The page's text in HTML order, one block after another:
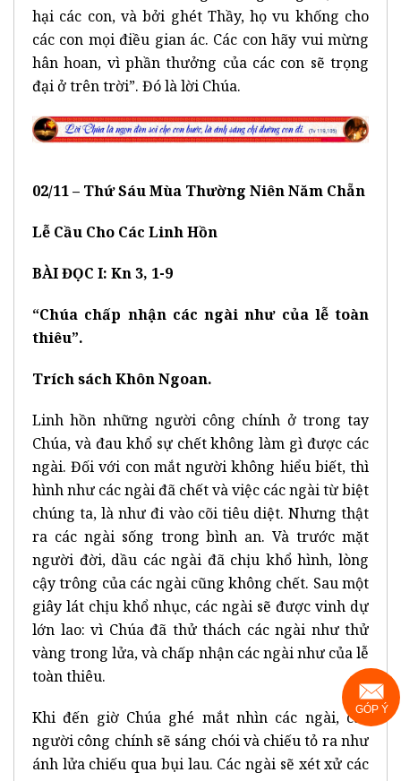
hại các con, và bởi ghét Thầy, họ vu khống cho
các con mọi điều gian ác. Các con hãy vui mừng
hân hoan, vì phần thưởng của các con sẽ trọng
đại ở trên trời”. Đó là lời Chúa.
02/11 – Thứ SáuMùa Thường Niên Năm Chẵn
Lễ Cầu Cho Các Linh Hồn
BÀI ĐỌC I: Kn 3, 1-9
“Chúa chấp nhận các ngài như của lễ toàn
thiêu”.
Trích sách Khôn Ngoan.
Linh hồn những người công chính ở trong tay
Chúa, và đau khổ sự chết không làm gì được các
ngài. Đối với con mắt người không hiểu biết, thì
hình như các ngài đã chết và việc các ngài từ biệt
chúng ta, là như đi vào cõi tiêu diệt. Nhưng thật
ra các ngài sống trong bình an. Và trước mặt
người đời, dầu các ngài đã chịu khổ hình, lòng
cậy trông của các ngài cũng không chết. Sau một
giây lát chịu khổ nhục, các ngài sẽ được vinh dự
lớn lao: vì Chúa đã thử thách các ngài như thử
vàng trong lửa, và chấp nhận các ngài như của lễ
toàn thiêu.
Khi đến giờ Chúa ghé mắt nhìn các ngài, các
người công chính sẽ sáng chói và chiếu tỏ ra như
ánh lửa chiếu qua bụi lau. Các ngài sẽ xét xử các
GÓP Ý